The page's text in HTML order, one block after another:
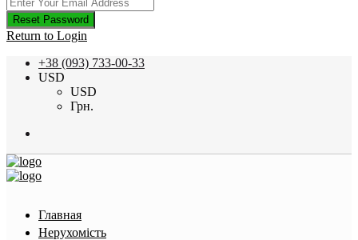
Reset Password
Return to Login
+38 (093) 733-00-33
USD
USD
Грн.
Главная
Нерухомість